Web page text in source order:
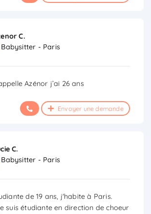
C.
Babysitter - Paris
Azénor j’ai 26 ans
Envoyer une demande
C.
Babysitter - Paris
de 19 ans, j'habite à Paris.
suis étudiante en direction de choeur